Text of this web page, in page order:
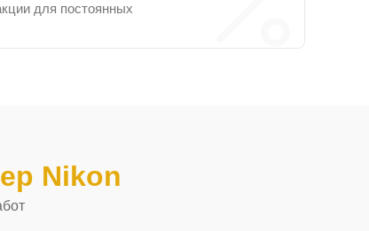
для постоянных
Nikon